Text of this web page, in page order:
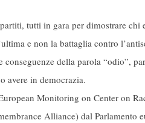
tutti in gara per dimostrare chi
e non la battaglia contro
conseguenze della parola “odio”,
avere in democrazia.
Monitoring on Center on
Alliance) dal Parlamento